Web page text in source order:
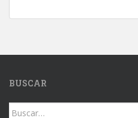
BUSCAR
Buscar: